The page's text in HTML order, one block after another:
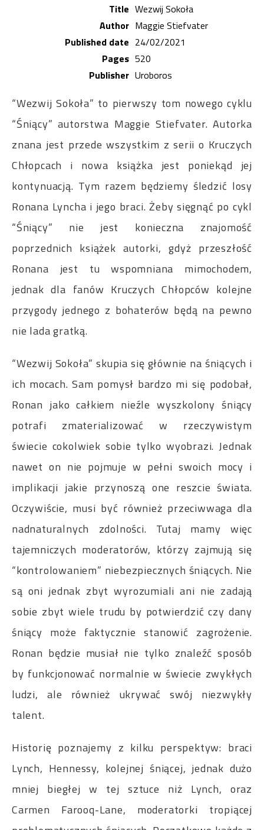
Title Wezwij Sokoła
Author Maggie Stiefvater
Published date 24/02/2021
Pages 520
Publisher Uroboros
“Wezwij Sokoła” to pierwszy tom nowego cyklu
“Śniący” autorstwa Maggie Stiefvater. Autorka
znana jest przede wszystkim z serii o Kruczych
Chłopcach i nowa książka jest poniekąd jej
kontynuacją. Tym razem będziemy śledzić losy
Ronana Lyncha i jego braci. Żeby sięgnąć po cykl
“Śniący” nie jest konieczna znajomość
poprzednich książek autorki, gdyż przeszłość
Ronana jest tu wspomniana mimochodem,
jednak dla fanów Kruczych Chłopców kolejne
przygody jednego z bohaterów będą na pewno
nie lada gratką.
“Wezwij Sokoła” skupia się głównie na śniących i
ich mocach. Sam pomysł bardzo mi się podobał,
Ronan jako całkiem nieźle wyszkolony śniący
potrafi zmaterializować w rzeczywistym
świecie cokolwiek sobie tylko wyobrazi. Jednak
nawet on nie pojmuje w pełni swoich mocy i
implikacji jakie przynoszą one reszcie świata.
Oczywiście, musi być również przeciwwaga dla
nadnaturalnych zdolności. Tutaj mamy więc
tajemniczych moderatorów, którzy zajmują się
“kontrolowaniem” niebezpiecznych śniących. Nie
są oni jednak zbyt wyrozumiali ani nie zadają
sobie zbyt wiele trudu by potwierdzić czy dany
śniący może faktycznie stanowić zagrożenie.
Ronan będzie musiał nie tylko znaleźć sposób
by funkcjonować normalnie w świecie zwykłych
ludzi, ale również ukrywać swój niezwykły
talent.
Historię poznajemy z kilku perspektyw: braci
Lynch, Hennessy, kolejnej śniącej, jednak dużo
mniej biegłej w tej sztuce niż Lynch, oraz
Carmen Farooq-Lane, moderatorki tropiącej